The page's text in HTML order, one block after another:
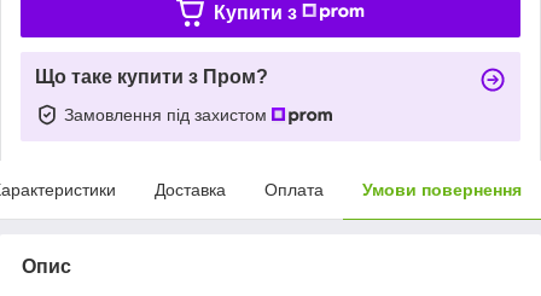
Купити з
Що таке купити з Пром?
Замовлення під захистом
Доставка Оплата Умови повернення
Опис